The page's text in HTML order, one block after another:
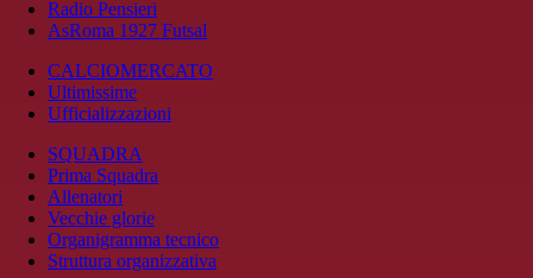
Radio Pensieri
AsRoma 1927 Futsal
CALCIOMERCATO
Ultimissime
Ufficializzazioni
SQUADRA
Prima Squadra
Allenatori
Vecchie glorie
Organigramma tecnico
Struttura organizzativa